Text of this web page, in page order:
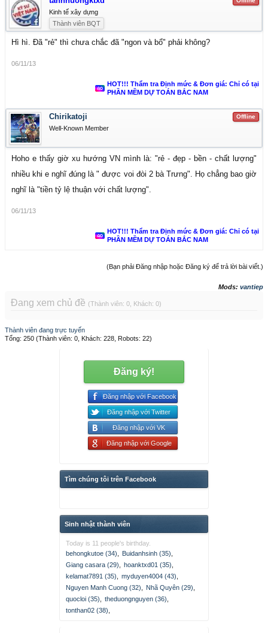
Kinh tế xây dựng
Thành viên BQT
Hì hì. Đã "rẻ" thì chưa chắc đã "ngon và bổ" phải không?
06/11/13
HOT!!! Thẩm tra Định mức & Đơn giá: Chỉ có tại
PHẦN MỀM DỰ TOÁN BẮC NAM
Offline
Chirikatoji
Well-Known Member
Hoho e thấy giờ xu hướng VN mình là: "rẻ - đẹp - bền - chất lượng"
nhiều khi e nghĩ đúng là " được voi đòi 2 bà Trưng". Họ chẳng bao giờ
nghĩ là "tiền tỷ lệ thuận với chất lượng".
06/11/13
HOT!!! Thẩm tra Định mức & Đơn giá: Chỉ có tại
PHẦN MỀM DỰ TOÁN BẮC NAM
(Bạn phải Đăng nhập hoặc Đăng ký để trả lời bài viết.)
Mods: vantiep
Đang xem chủ đề (Thành viên: 0, Khách: 0)
Thành viên đang trực tuyến
Tổng: 250 (Thành viên: 0, Khách: 228, Robots: 22)
Đăng ký!
Đăng nhập với Facebook
Đăng nhập với Twitter
Đăng nhập với VK
Đăng nhập với Google
Tìm chúng tôi trên Facebook
Sinh nhật thành viên
Today is 11 people's birthday.
behongkutoe (34)
Buidanhsinh (35)
Giang casara (29)
hoanktxd01 (35)
kelamat7891 (35)
myduyen4004 (43)
Nguyen Manh Cuong (32)
Nhã Quyên (29)
quocloi (35)
theduongnguyen (36)
tonthan02 (38)